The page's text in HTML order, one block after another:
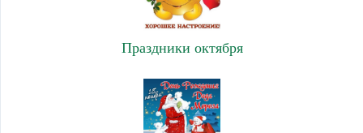
Праздники октября